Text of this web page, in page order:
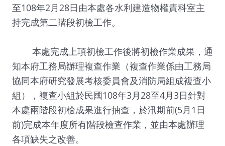
至108年2月28日由本處各水利建造物權責科室主
持完成第二階段初檢工作。
本處完成上項初檢工作後將初檢作業成果，通
知本府工務局辦理複查作業（複查作業係由工務局
協同本府研究發展考核委員會及消防局組成複查小
組），複查小組於民國108年3月28至4月3日針對
本處兩階段初檢成果進行抽查，於汛期前(5月1日
前)完成本年度所有階段檢查作業，並由本處辦理
各項缺失之改善。